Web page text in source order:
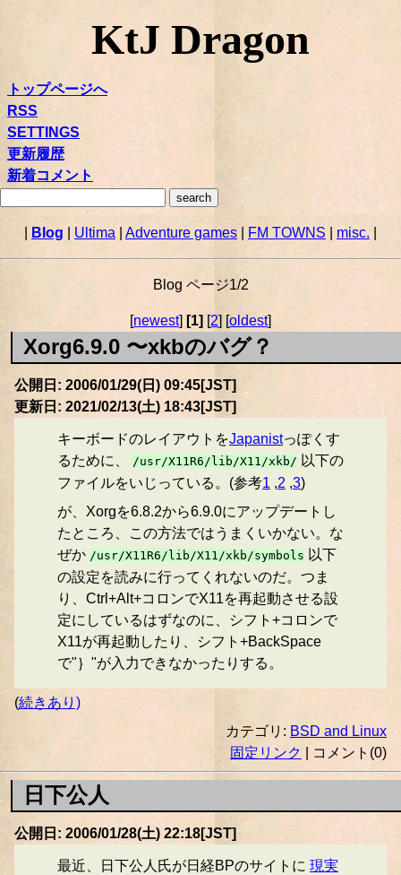
KtJ Dragon
トップページへ
RSS
SETTINGS
更新履歴
新着コメント
Blog Ultima Adventure games FM TOWNS| misc.
Blog ページ1/2
[newest] [1] [2] [oldest]
Xorg6.9.0 〜xkbのバグ？
公開日: 2006/01/29(日) 09:45[JST]
更新日: 2021/02/13(土) 18:43[JST]
キーボードのレイアウトをJapanistっぽくす
るために、
/usr/X11R6/lib/X11/xkb/ 以下の
ファイルをいじっている。(参考1 ,2 ,3)
が、Xorgを6.8.2から6.9.0にアップデートし
たところ、この方法ではうまくいかない。な
ぜか /usr/X11R6/lib/X11/xkb/symbols 以下
の設定を読みに行ってくれないのだ。つま
り、Ctrl+Alt+コロンでX11を再起動させる設
定にしているはずなのに、シフト+コロンで
X11が再起動したり、シフト+BackSpace
で"｝"が入力できなかったりする。
(続きあり)
カテゴリ: BSD and Linux
固定リンク
| コメント(0)
日下公人
公開日: 2006/01/28(土) 22:18[JST]
最近、日下公人氏が日経BPのサイトに 現実